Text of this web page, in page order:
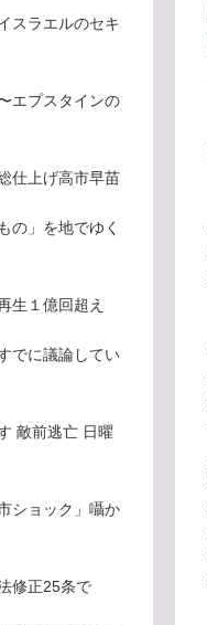
スラエルのセキ
エプスタインの
仕上げ高市早苗
の」を地でゆく
生１億回超え
でに議論してい
敵前逃亡 日曜
ショック」囁か
修正25条で